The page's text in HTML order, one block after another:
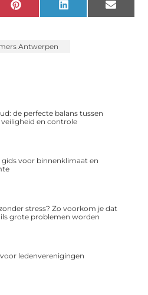
Pinterest LinkedIn Email
Antwerpen
de perfecte balans tussen
en controle
gids voor binnenklimaat en
stress? Zo voorkom je dat
grote problemen worden
ledenverenigingen